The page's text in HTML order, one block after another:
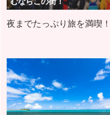
夜までたっぷり旅を満喫！